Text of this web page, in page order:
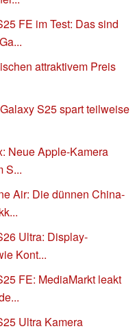
FE im Test: Das sind
attraktivem Preis
S25 spart teilweise
Neue Apple-Kamera
S...
Air: Die dünnen China-
Ultra: Display-
Kont...
FE: MediaMarkt leakt
Ultra Kamera